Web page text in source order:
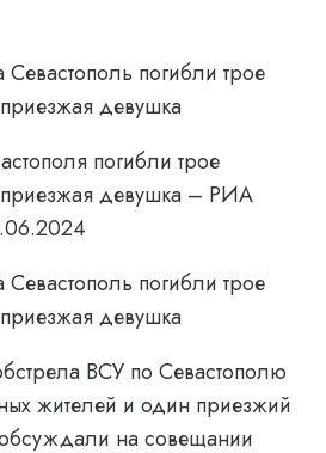
погибли трое
девушка
погибли трое
приезжая девушка – РИА
погибли трое
девушка
ВСУ по Севастополю
жителей и один приезжий
на совещании